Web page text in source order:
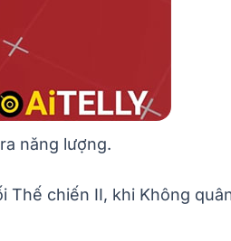
năng lượng.
chiến II, khi Không